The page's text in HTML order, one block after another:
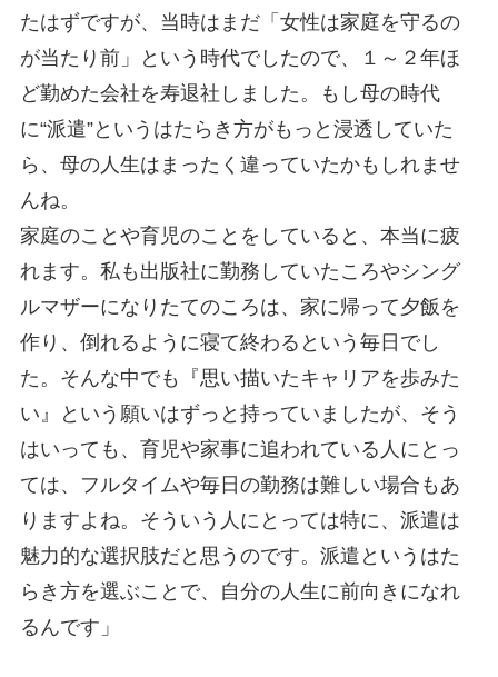
たはずですが、当時はまだ「女性は家庭を守るの
が当たり前」という時代でしたので、１～２年ほ
ど勤めた会社を寿退社しました。もし母の時代
に“派遣”というはたらき方がもっと浸透していた
ら、母の人生はまったく違っていたかもしれませ
んね。
家庭のことや育児のことをしていると、本当に疲
れます。私も出版社に勤務していたころやシング
ルマザーになりたてのころは、家に帰って夕飯を
作り、倒れるように寝て終わるという毎日でし
た。そんな中でも『思い描いたキャリアを歩みた
い』という願いはずっと持っていましたが、そう
はいっても、育児や家事に追われている人にとっ
ては、フルタイムや毎日の勤務は難しい場合もあ
りますよね。そういう人にとっては特に、派遣は
魅力的な選択肢だと思うのです。派遣というはた
らき方を選ぶことで、自分の人生に前向きになれ
るんです」